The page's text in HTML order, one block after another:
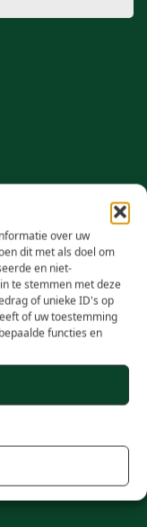
over uw
dit met als doel om
en niet-
te stemmen met deze
of unieke ID's op
of uw toestemming
functies en